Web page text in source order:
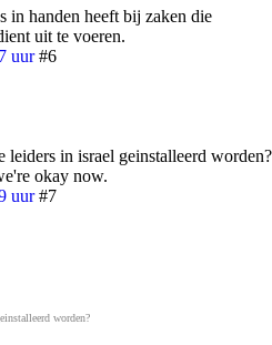
in handen heeft bij zaken die
uit te voeren.
uur #6
leiders in israel geinstalleerd worden?
okay now.
uur #7
worden?